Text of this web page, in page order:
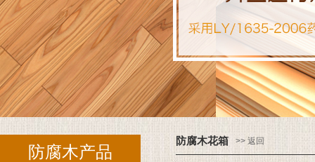
防腐木产品
防腐木花箱 >> 返回